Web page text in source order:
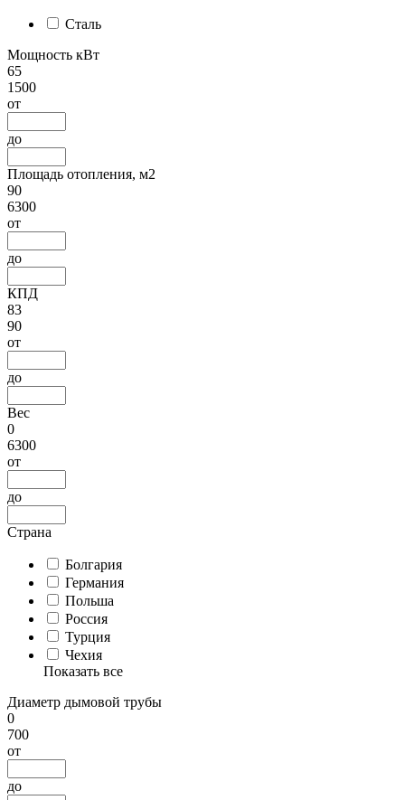
Сталь
Мощность кВт
65
1500
от
до
Площадь отопления, м2
90
6300
от
до
КПД
83
90
от
до
Вес
0
6300
от
до
Страна
Болгария
Германия
Польша
Россия
Турция
Чехия
Показать все
Диаметр дымовой трубы
0
700
от
до